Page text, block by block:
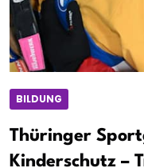
BILDUNG
Thüringer
Kinderschutz –